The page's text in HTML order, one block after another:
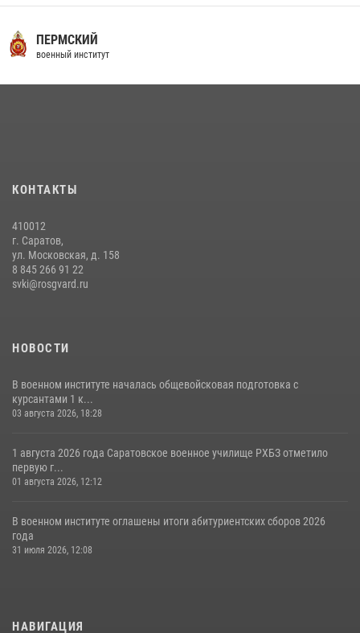
16 июля 2026, 12:29 3
29 июля 2026 года в военном институте состоялась церемония
приведения военнослужащих к Военной присяге
31 июля 2026, 12:08
ПЕРМСКИЙ
военный институт
КОНТАКТЫ
410012
г. Саратов,
ул. Московская, д. 158
8 845 266 91 22
svki@rosgvard.ru
НОВОСТИ
В военном институте началась общевойсковая подготовка с
курсантами 1 к...
03 августа 2026, 18:28
1 августа 2026 года Саратовское военное училище РХБЗ отметило
первую г...
01 августа 2026, 12:12
В военном институте оглашены итоги абитуриентских сборов 2026
года
31 июля 2026, 12:08
НАВИГАЦИЯ